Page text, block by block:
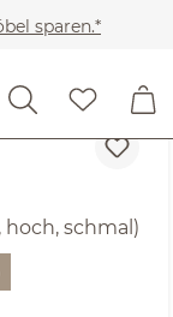
sparen.*
schmal)